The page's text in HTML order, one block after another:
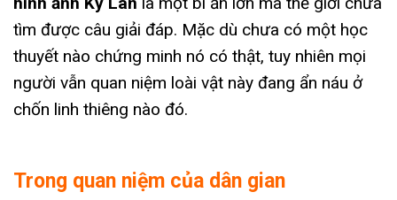
tìm được câu giải đáp. Mặc dù chưa có một học
thuyết nào chứng minh nó có thật, tuy nhiên mọi
người vẫn quan niệm loài vật này đang ẩn náu ở
chốn linh thiêng nào đó.
Trong quan niệm của dân gian